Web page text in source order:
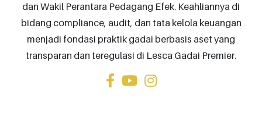
dan Wakil Perantara Pedagang Efek. Keahliannya di
bidang compliance, audit, dan tata kelola keuangan
menjadi fondasi praktik gadai berbasis aset yang
transparan dan teregulasi di Lesca Gadai Premier.